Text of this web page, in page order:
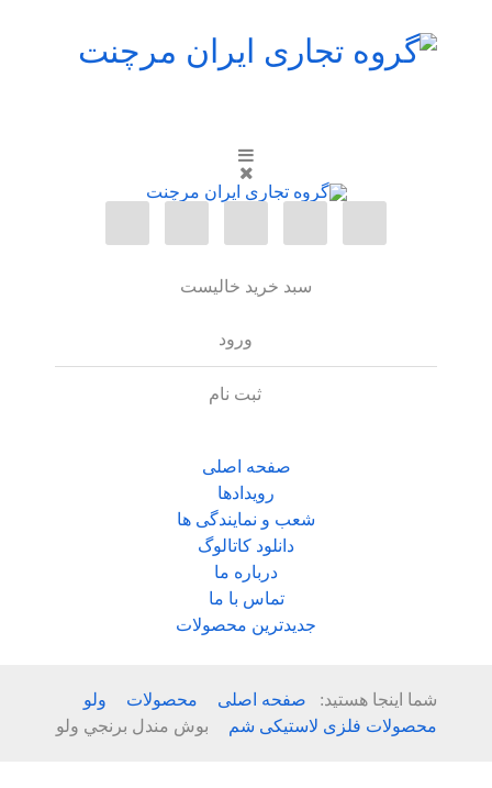
سبد خرید خالیست
ورود
ثبت نام
صفحه اصلی
رویدادها
شعب و نمایندگی ها
دانلود کاتالوگ
درباره ما
تماس با ما
جدیدترین محصولات
شما اینجا هستید: صفحه اصلی محصولات
ولو
محصولات فلزی لاستیکی شم
بوش مندل برنجي ولو